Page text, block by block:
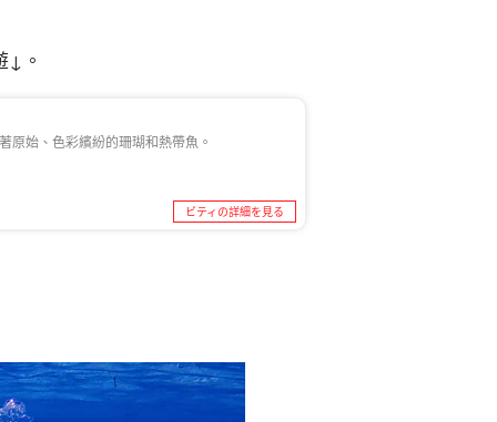
↓。
原始、色彩繽紛的珊瑚和熱帶魚。
ビティの詳細を見る